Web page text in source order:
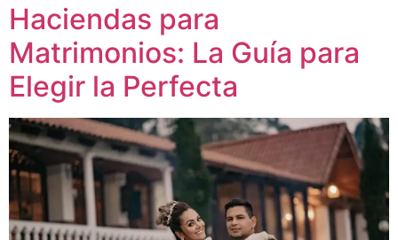
Haciendas para
Matrimonios: La Guía para
Elegir la Perfecta